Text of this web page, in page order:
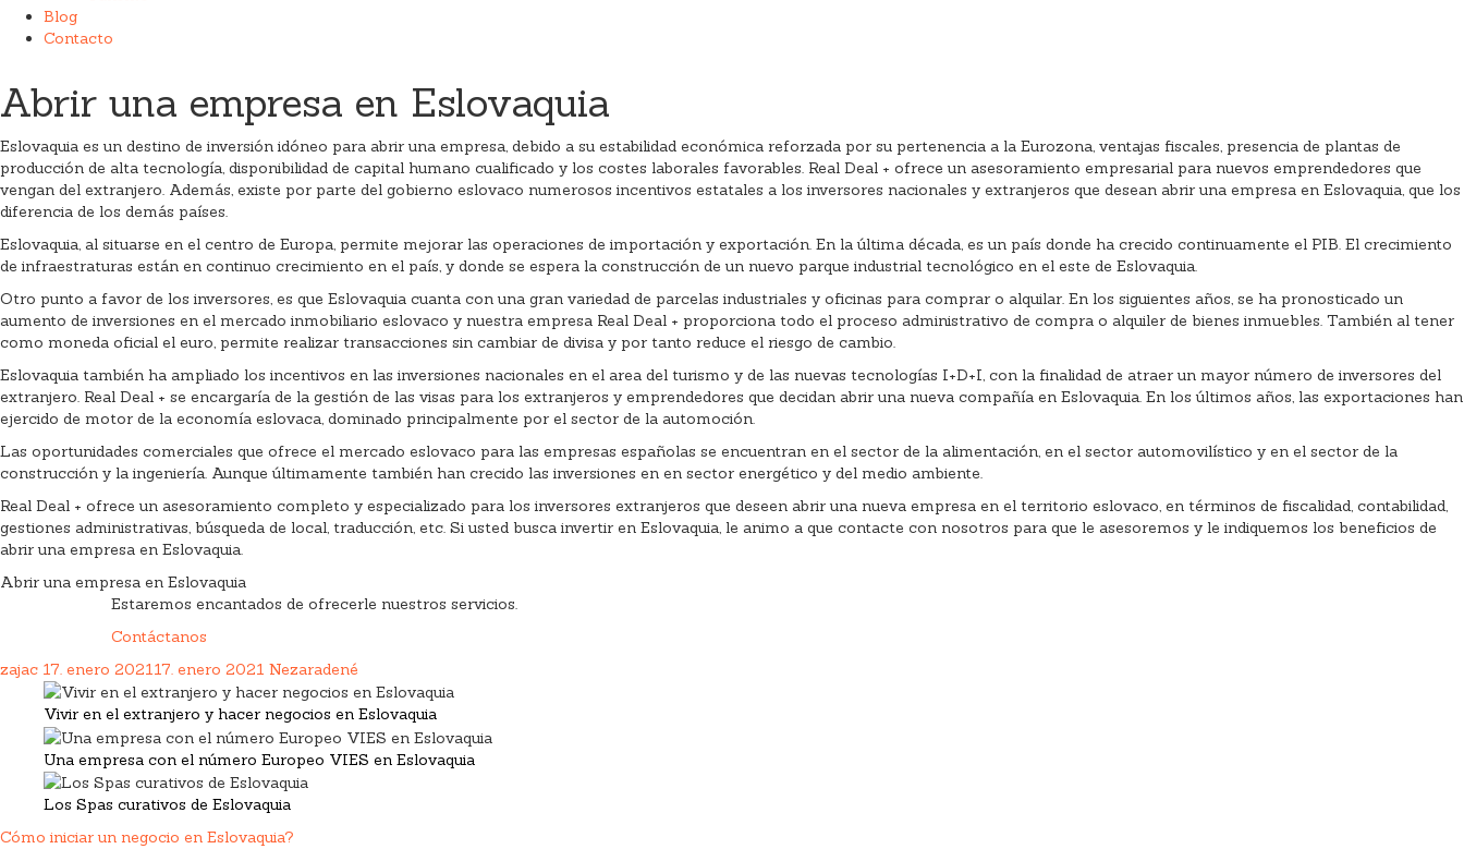
Blog
Contacto
Abrir una empresa en Eslovaquia
Eslovaquia es un destino de inversión idóneo para abrir una empresa, debido a su estabilidad económica reforzada por su pertenencia a la Eurozona, ventajas fiscales, presencia de plantas de
producción de alta tecnología, disponibilidad de capital humano cualificado y los costes laborales favorables. Real Deal + ofrece un asesoramiento empresarial para nuevos emprendedores que
vengan del extranjero. Además, existe por parte del gobierno eslovaco numerosos incentivos estatales a los inversores nacionales y extranjeros que desean abrir una empresa en Eslovaquia, que los
diferencia de los demás países.
Eslovaquia, al situarse en el centro de Europa, permite mejorar las operaciones de importación y exportación. En la última década, es un país donde ha crecido continuamente el PIB. El crecimiento
de infraestraturas están en continuo crecimiento en el país, y donde se espera la construcción de un nuevo parque industrial tecnológico en el este de Eslovaquia.
Otro punto a favor de los inversores, es que Eslovaquia cuanta con una gran variedad de parcelas industriales y oficinas para comprar o alquilar. En los siguientes años, se ha pronosticado un
aumento de inversiones en el mercado inmobiliario eslovaco y nuestra empresa Real Deal + proporciona todo el proceso administrativo de compra o alquiler de bienes inmuebles. También al tener
como moneda oficial el euro, permite realizar transacciones sin cambiar de divisa y por tanto reduce el riesgo de cambio.
Eslovaquia también ha ampliado los incentivos en las inversiones nacionales en el area del turismo y de las nuevas tecnologías I+D+I, con la finalidad de atraer un mayor número de inversores del
extranjero. Real Deal + se encargaría de la gestión de las visas para los extranjeros y emprendedores que decidan abrir una nueva compañía en Eslovaquia. En los últimos años, las exportaciones han
ejercido de motor de la economía eslovaca, dominado principalmente por el sector de la automoción.
Las oportunidades comerciales que ofrece el mercado eslovaco para las empresas españolas se encuentran en el sector de la alimentación, en el sector automovilístico y en el sector de la
construcción y la ingeniería. Aunque últimamente también han crecido las inversiones en en sector energético y del medio ambiente.
Real Deal + ofrece un asesoramiento completo y especializado para los inversores extranjeros que deseen abrir una nueva empresa en el territorio eslovaco, en términos de fiscalidad, contabilidad,
gestiones administrativas, búsqueda de local, traducción, etc. Si usted busca invertir en Eslovaquia, le animo a que contacte con nosotros para que le asesoremos y le indiquemos los beneficios de
abrir una empresa en Eslovaquia.
Abrir una empresa en Eslovaquia
Estaremos encantados de ofrecerle nuestros servicios.
Contáctanos
zajac 17. enero 2021 17. enero 2021 Nezaradené
Vivir en el extranjero y hacer negocios en Eslovaquia
Una empresa con el número Europeo VIES en Eslovaquia
Los Spas curativos de Eslovaquia
Cómo iniciar un negocio en Eslovaquia?